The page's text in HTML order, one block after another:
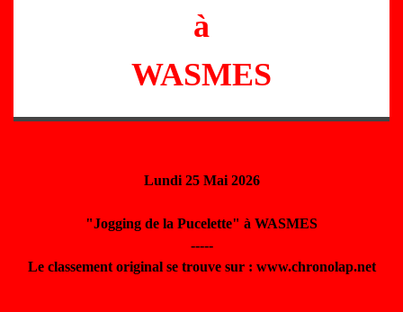
à
WASMES
Lundi 25 Mai 2026
"Jogging de la Pucelette" à WASMES
-----
Le classement original se trouve sur : www.chronolap.net